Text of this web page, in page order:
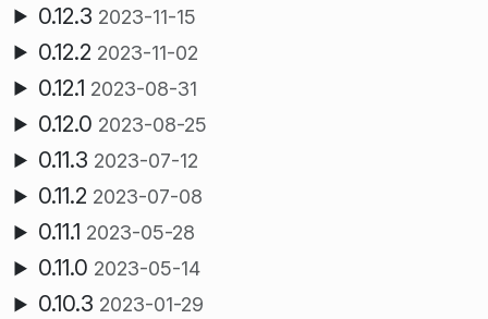
0.12.3 2023-11-15
0.12.2 2023-11-02
0.12.1 2023-08-31
0.12.0 2023-08-25
0.11.3 2023-07-12
0.11.2 2023-07-08
0.11.1 2023-05-28
0.11.0 2023-05-14
0.10.3 2023-01-29